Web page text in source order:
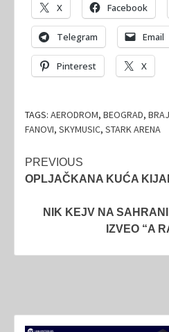
X Facebook
Telegram Email
Pinterest X
TAGS: AERODROM, BEOGRAD,
FANOVI, SKYMUSIC, STARK ARENA
Post
navigation
PREVIOUS
OPLJAČKANA KUĆA
NIK KEJV NA
IZVEO “A